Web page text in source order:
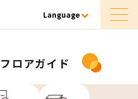
Language
ロアガイド